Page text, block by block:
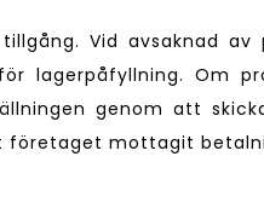
Vid avsaknad
lagerpåfyllning. Om
genom att
mottagit